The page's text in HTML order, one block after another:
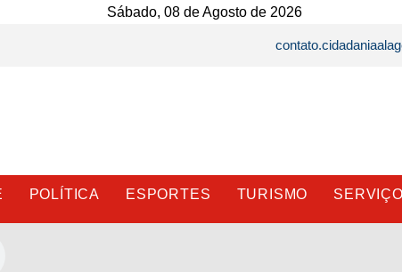
Sábado, 08 de Agosto de 2026
POLÍTICA ESPORTES TURISMO